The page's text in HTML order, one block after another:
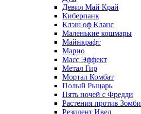
Девил Май Край
Киберпанк
Клэш оф Кланс
Маленькие кошмары
Майнкрафт
Марио
Масс Эффект
Метал Гир
Мортал Комбат
Полый Рыцарь
Пять ночей с Фредди
Растения против Зомби
Резидент Ивел